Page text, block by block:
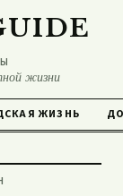
жизни
ЖИЗНЬ